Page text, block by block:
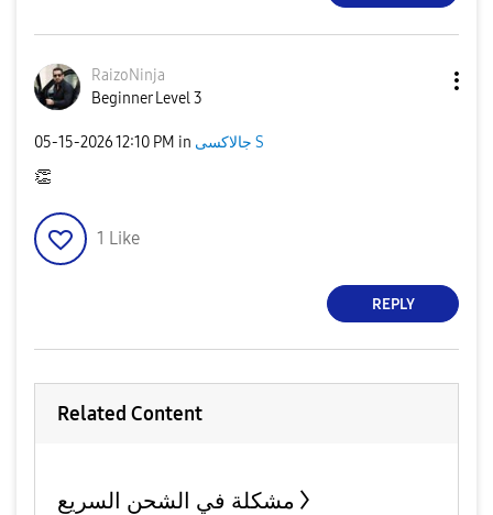
RaizoNinja
Beginner Level 3
‎05-15-202612:10 PM in جالاكسى S
👏
1 Like
REPLY
Related Content
مشكلة في الشحن السريع